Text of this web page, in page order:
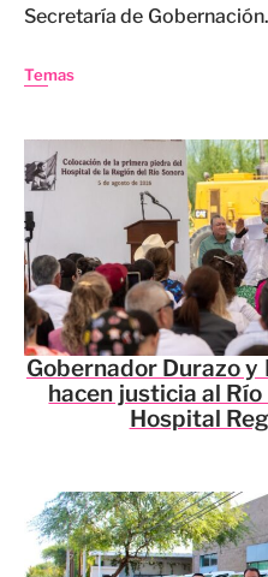
Secretaría de Gobernación.
Temas
Gobernador Durazo
hacen justicia al
Hospital